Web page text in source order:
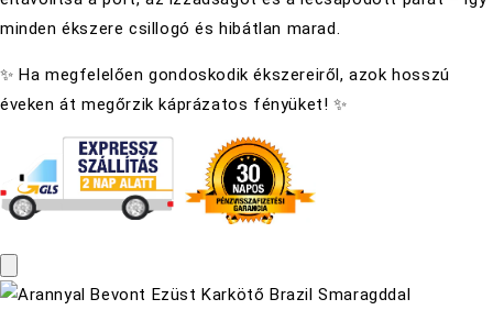
minden ékszere csillogó és hibátlan marad.
✨ Ha megfelelően gondoskodik ékszereiről, azok hosszú
éveken át megőrzik káprázatos fényüket! ✨